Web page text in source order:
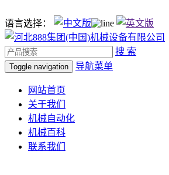
语言选择：
搜 索
Toggle navigation 导航菜单
网站首页
关于我们
机械自动化
机械百科
联系我们